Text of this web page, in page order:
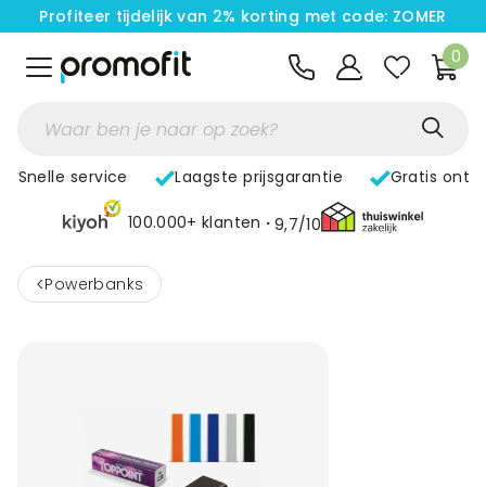
Profiteer tijdelijk van 2% korting met code: ZOMER
0
Snelle service Laagste prijsgarantie Gratis
100.000+ klanten 9,7/10
< Powerbanks